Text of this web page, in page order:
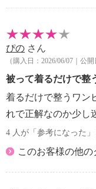
ぴの さん
（購入日：2026/06/07｜公開
被って着るだけで整
着るだけで整うワン
れで正解なのか少し
4 人が「参考になった
このお客様の他